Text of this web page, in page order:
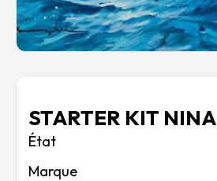
STARTER KIT NINA
Marque